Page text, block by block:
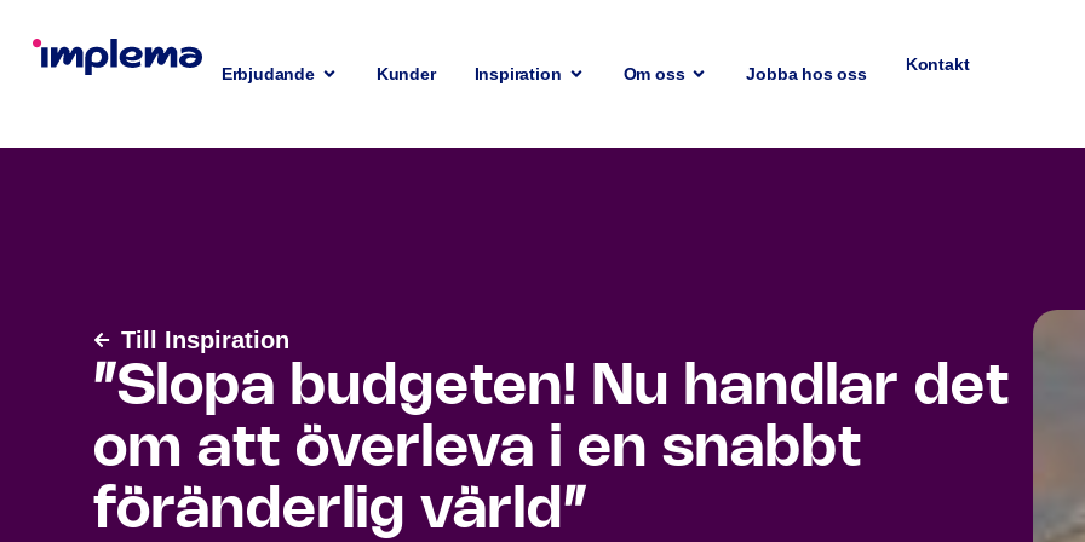
Erbjudande Kunder Inspiration Om oss Jobba hos oss Kontakt
Till Inspiration
”Slopa budgeten! Nu handlar det
om att överleva i en snabbt
föränderlig värld”